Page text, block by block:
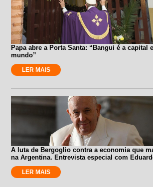
Papa abre a Porta Santa: “Bangui é a capital
mundo”
LER MAIS
A luta de Bergoglio contra a economia que
na Argentina. Entrevista especial com
LER MAIS